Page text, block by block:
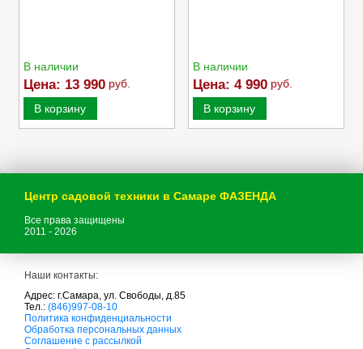
В наличии
Цена: 13 990 руб.
В корзину
В наличии
Цена: 4 990 руб.
В корзину
Центр садовой техники в Самаре ФАЗЕНДА
Все права защищены
2011 - 2026
Наши контакты:
Адрес: г.Самара, ул. Свободы, д.85
Тел.: (846)997-08-10
с
а
д
Политика конфиденциальности
Обработка персональных данных
Соглашение с рассылкой